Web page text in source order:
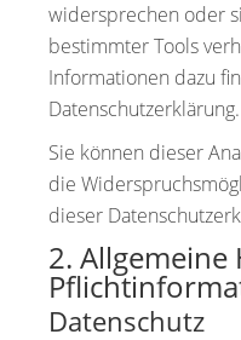
widersprechen oder
bestimmter Tools
Informationen dazu
Datenschutzerklärung.
Sie können dieser
die
dieser
2.
Datenschutz